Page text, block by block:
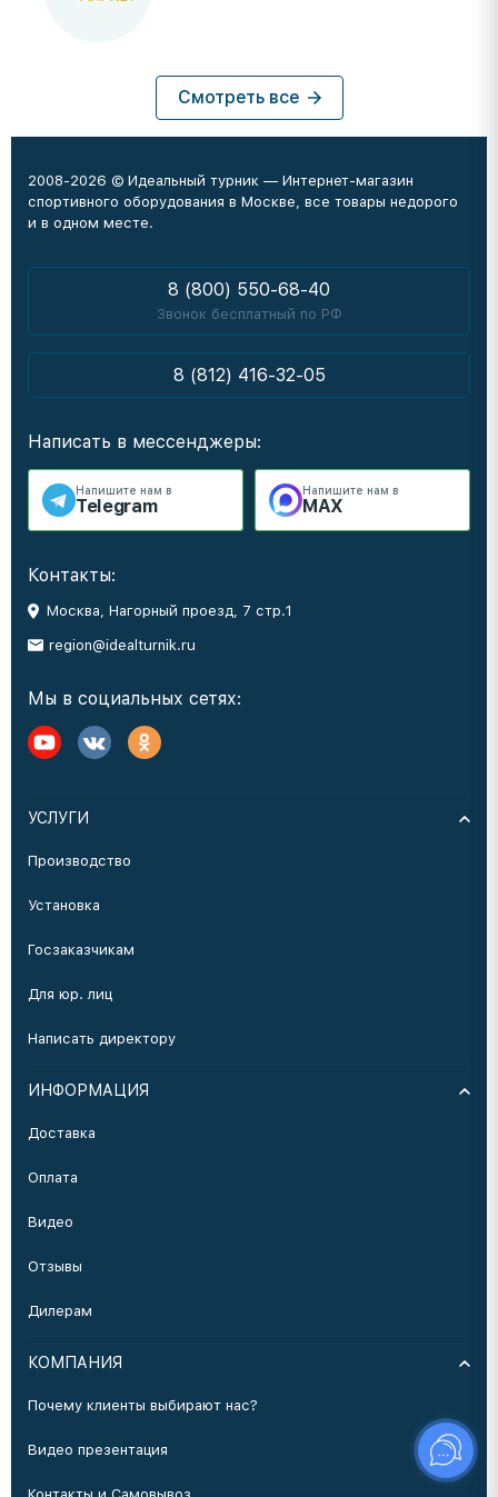
Смотреть все
2008-2026 © Идеальный турник — Интернет-магазин
спортивного оборудования в Москве, все товары недорого
и в одном месте.
8 (800) 550-68-40
Звонок бесплатный по РФ
8 (812) 416-32-05
Написать в мессенджеры:
Напишите нам в
Telegram
Напишите нам в
MAX
Контакты:
Москва, Нагорный проезд, 7 стр.1
region@idealturnik.ru
Мы в социальных сетях:
УСЛУГИ
Производство
Установка
Госзаказчикам
Для юр. лиц
Написать директору
ИНФОРМАЦИЯ
Доставка
Оплата
Видео
Отзывы
Дилерам
КОМПАНИЯ
Почему клиенты выбирают нас?
Видео презентация